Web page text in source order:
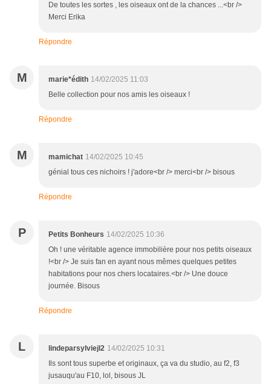
De toutes les sortes , les oiseaux ont de la chances ...<br />
Merci Erika
Répondre
M marie*édith 14/02/2025 11:03
Belle collection pour nos amis les oiseaux !
Répondre
M mamichat 14/02/2025 10:45
génial tous ces nichoirs ! j'adore<br /> merci<br /> bisous
Répondre
P Petits Bonheurs 14/02/2025 10:36
Oh ! une véritable agence immobilière pour nos petits oiseaux
!<br /> Je suis fan en ayant nous mêmes quelques petites
habitations pour nos chers locataires.<br /> Une douce
journée. Bisous
Répondre
L lindeparsylviejl2 14/02/2025 10:31
Ils sont tous superbe et originaux, ça va du studio, au f2, f3
jusauqu'au F10, lol, bisous JL